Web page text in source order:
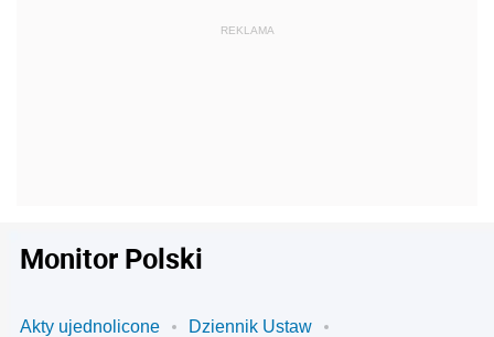
Monitor Polski
Akty ujednolicone
Dziennik Ustaw